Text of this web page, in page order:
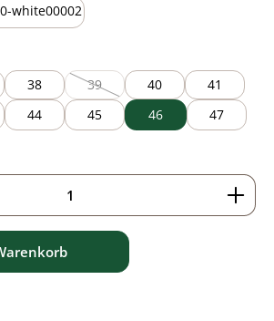
38 39
(Diese Option ist zurzeit nicht
40
41
44 45 46
47
Gib den gewünschten Wert ein